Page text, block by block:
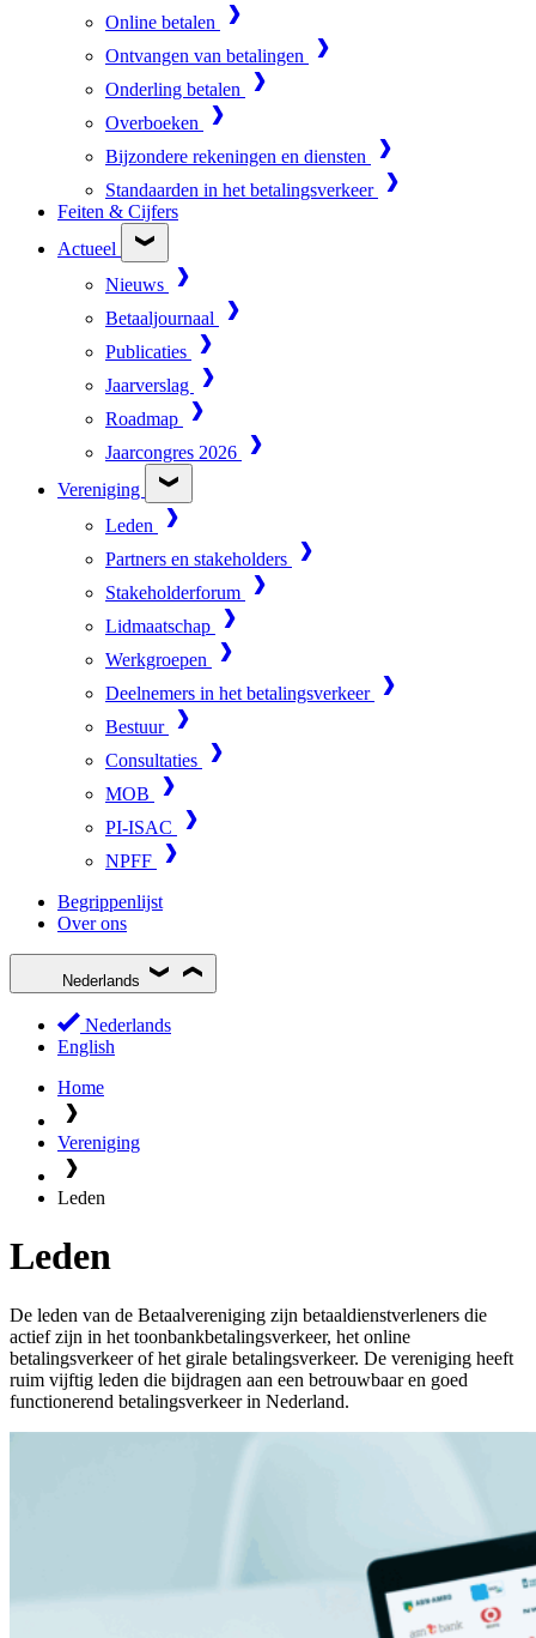
Online betalen
Ontvangen van betalingen
Onderling betalen
Overboeken
Bijzondere rekeningen en diensten
Standaarden in het betalingsverkeer
Feiten & Cijfers
Actueel
Nieuws
Betaaljournaal
Publicaties
Jaarverslag
Roadmap
Jaarcongres 2026
Vereniging
Leden
Partners en stakeholders
Stakeholderforum
Lidmaatschap
Werkgroepen
Deelnemers in het betalingsverkeer
Bestuur
Consultaties
MOB
PI-ISAC
NPFF
Begrippenlijst
Over ons
Nederlands
Nederlands
English
Home
Vereniging
Leden
Leden
De leden van de Betaalvereniging zijn betaaldienstverleners die
actief zijn in het toonbankbetalingsverkeer, het online
betalingsverkeer of het girale betalingsverkeer. De vereniging heeft
ruim vijftig leden die bijdragen aan een betrouwbaar en goed
functionerend betalingsverkeer in Nederland.